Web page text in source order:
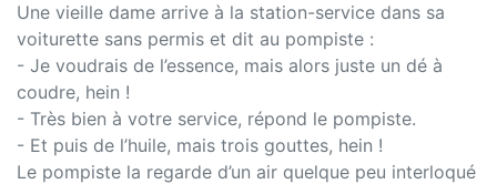
Une vieille dame arrive à la station-service dans sa
voiturette sans permis et dit au pompiste :
- Je voudrais de l’essence, mais alors juste un dé à
coudre, hein !
- Très bien à votre service, répond le pompiste.
- Et puis de l’huile, mais trois gouttes, hein !
Le pompiste la regarde d’un air quelque peu interloqué